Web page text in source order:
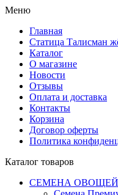
Меню
Главная
Статица Талисман
Каталог
О магазине
Новости
Отзывы
Оплата и доставка
Контакты
Корзина
Договор оферты
Политика
Каталог товаров
СЕМЕНА ОВОЩЕЙ